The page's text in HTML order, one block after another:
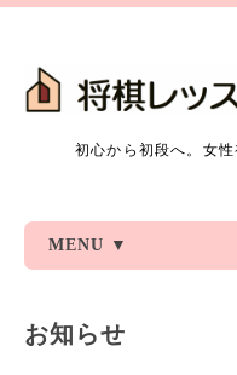
初心から初段へ。女
MENU ▼
お知らせ